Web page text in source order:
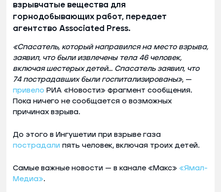
взрывчатые вещества для
горнодобывающих работ, передает
агентство Associated Press.
«Спасатель, который направился на место взрыва,
заявил, что были извлечены тела 46 человек,
включая шестерых детей... Спасатель заявил, что
74 пострадавших были госпитализированы», —
привело РИА «Новости» фрагмент сообщения.
Пока ничего не сообщается о возможных
причинах взрыва.
До этого в Ингушетии при взрыве газа
пострадали пять человек, включая троих детей.
Самые важные новости — в канале «Макс» «Ямал-
Медиа».